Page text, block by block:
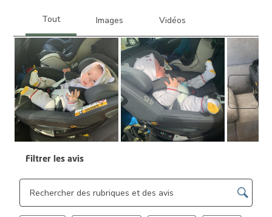
Filtrer les avis
Zone de recherche de sujet et d'avis